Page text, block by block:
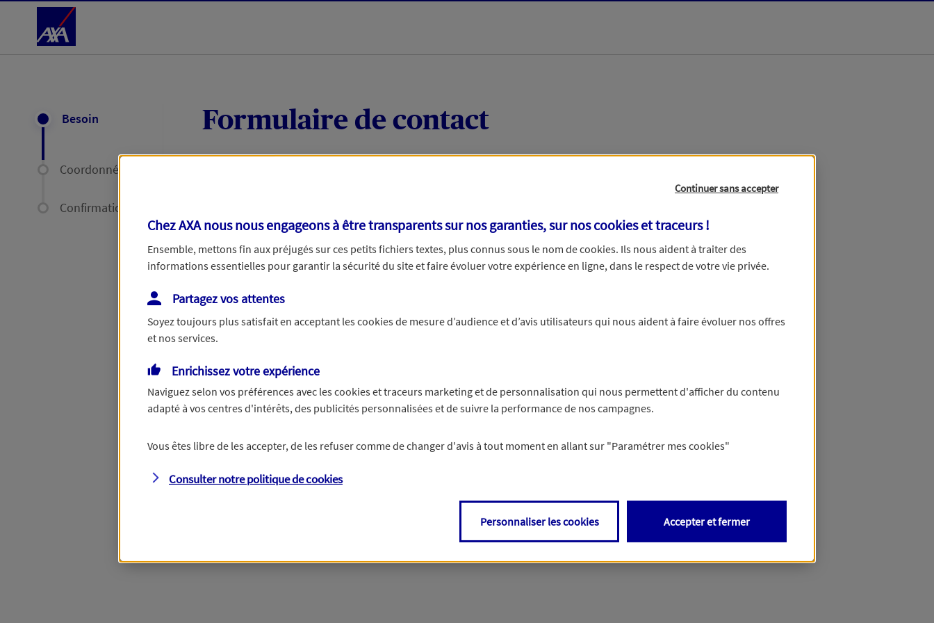
Accéder au Contenu
Besoin
Coordonnées
Confirmation
Formulaire de contact
Votre message :
Vous disposez de droits sur les informations vous concernant. Pour plus d’informations,
Continuer sans accepter
Chez AXA nous nous engageons à être transparents sur nos garanties, sur noscookies et traceurs!
Ensemble, mettons fin aux préjugés sur ces petits fichiers textes, plus connus sous le nom decookies. Ils nous aident à traiter des
informations essentielles pour garantir la sécurité du site et faire évoluer votre expérience en ligne, dans le respect de votre vie privée.
Partagez vos attentes
Soyez toujours plus satisfait en acceptant les cookies de mesure d’audience et d’avis utilisateurs qui nous aident à faire évoluer nos offres
et nos services.
Enrichissez votre expérience
Naviguez selon vos préférences avec les cookies et traceurs marketing et de personnalisation qui nous permettent d'afficher du contenu
adapté à vos centres d'intérêts, des publicités personnalisées et de suivre la performance de nos campagnes.
Vous êtes libre de les accepter, de les refuser comme de changer d'avis à tout moment en allant sur "Paramétrer mes cookies"
Consulter notre politique decookies
Personnaliser les cookies Accepter et fermer